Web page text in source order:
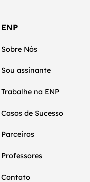
ENP
Sobre Nós
Sou assinante
Trabalhe na ENP
Casos de Sucesso
Parceiros
Professores
Contato